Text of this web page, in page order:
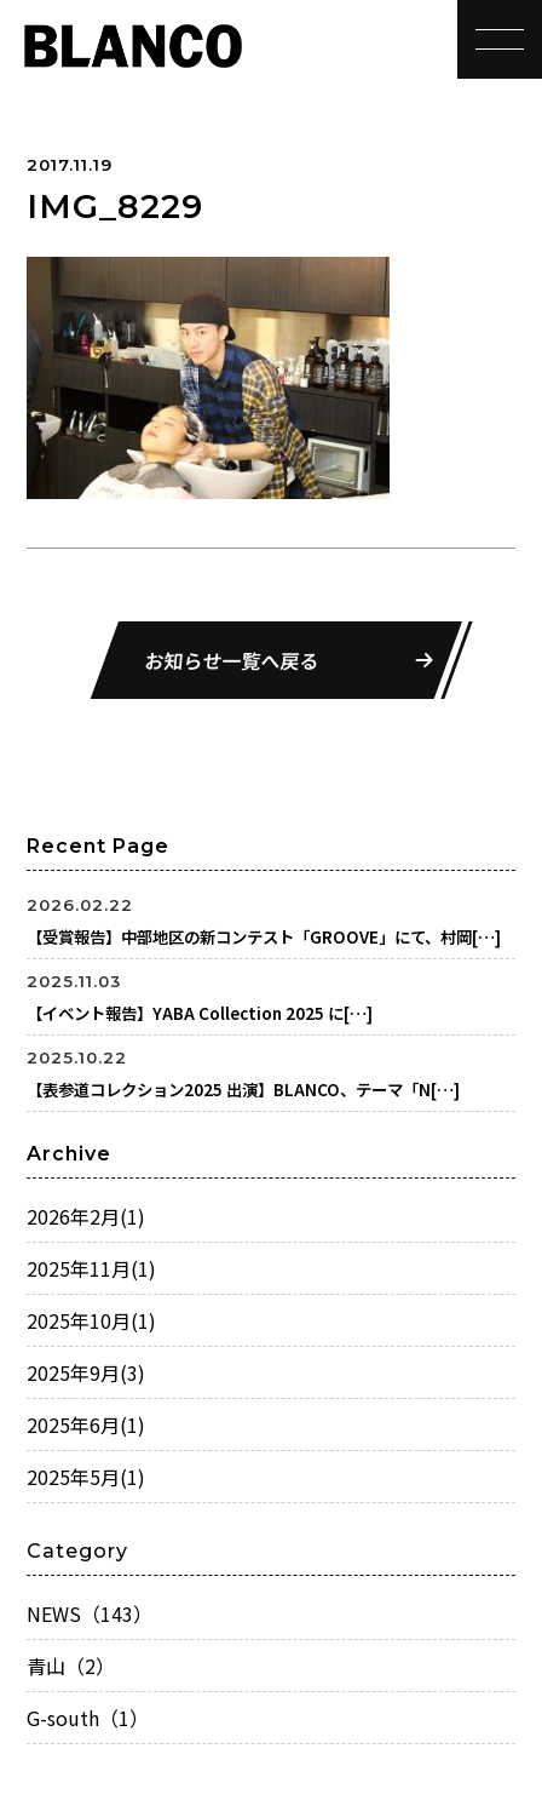
2017.11.19
IMG_8229
お知らせ一覧へ戻る
Recent Page
2026.02.22
【受賞報告】中部地区の新コンテスト「GROOVE」にて、村岡[…]
2025.11.03
【イベント報告】YABA Collection 2025 に[…]
2025.10.22
【表参道コレクション2025 出演】BLANCO、テーマ「N[…]
Archive
2026年2月(1)
2025年11月(1)
2025年10月(1)
2025年9月(3)
2025年6月(1)
2025年5月(1)
Category
NEWS（143）
青山（2）
G-south（1）